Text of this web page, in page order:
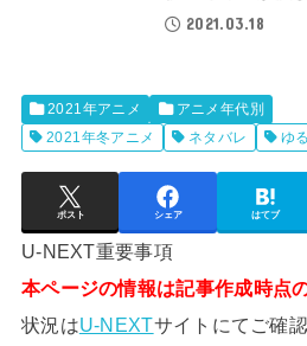
2021.03.18
2021年アニメ
アニメ年代別
2021年冬アニメ
ネタバレ ゆ
ポスト シェア はてブ
U-NEXT重要事項
本ページの情報は記事作成時点
状況はU-NEXTサイトにてご確